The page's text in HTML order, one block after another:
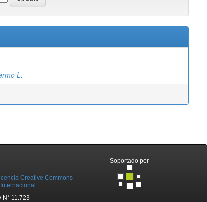
L.
Creative Commons
.
N° 11.723
Soportado por